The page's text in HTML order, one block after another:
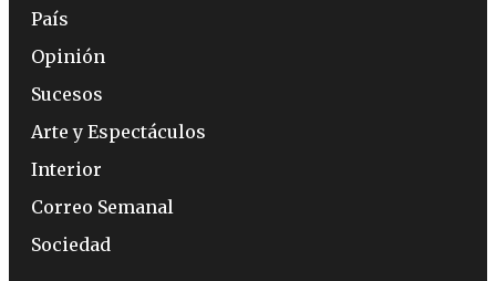
País
Opinión
Sucesos
Arte y Espectáculos
Interior
Correo Semanal
Sociedad